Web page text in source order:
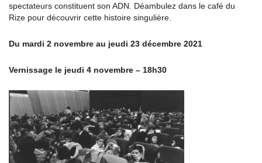
spectateurs constituent son ADN. Déambulez dans le café du
Rize pour découvrir cette histoire singulière.
Du mardi 2 novembre au jeudi 23 décembre 2021
Vernissage le jeudi 4 novembre – 18h30